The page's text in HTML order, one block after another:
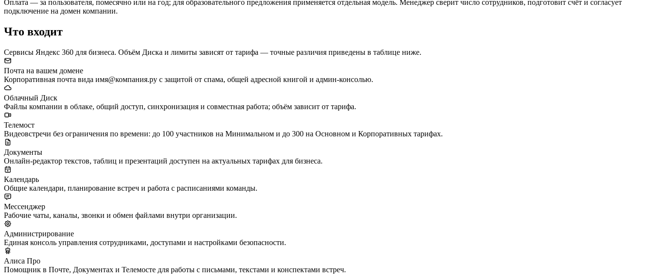
Оплата — за пользователя, помесячно или на год; для образовательного предложения применяется отдельная модель. Менеджер сверит число сотрудников, подготовит счёт и согласует
подключение на домен компании.
Что входит
Сервисы Яндекс 360 для бизнеса. Объём Диска и лимиты зависят от тарифа — точные различия приведены в таблице ниже.
Почта на вашем домене
Корпоративная почта вида имя@компания.ру с защитой от спама, общей адресной книгой и админ-консолью.
Облачный Диск
Файлы компании в облаке, общий доступ, синхронизация и совместная работа; объём зависит от тарифа.
Телемост
Видеовстречи без ограничения по времени: до 100 участников на Минимальном и до 300 на Основном и Корпоративных тарифах.
Документы
Онлайн-редактор текстов, таблиц и презентаций доступен на актуальных тарифах для бизнеса.
Календарь
Общие календари, планирование встреч и работа с расписаниями команды.
Мессенджер
Рабочие чаты, каналы, звонки и обмен файлами внутри организации.
Администрирование
Единая консоль управления сотрудниками, доступами и настройками безопасности.
Алиса Про
Помощник в Почте, Документах и Телемосте для работы с письмами, текстами и конспектами встреч.